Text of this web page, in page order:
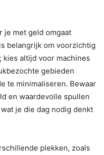
je met geld omgaat
belangrijk om voorzichtig
kies altijd voor machines
gebieden
te minimaliseren. Bewaar
en waardevolle spullen
je die dag nodig denkt
plekken, zoals